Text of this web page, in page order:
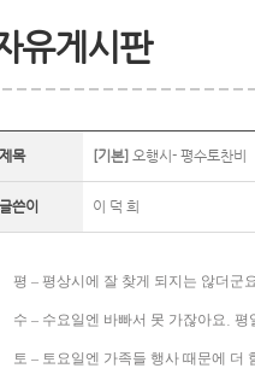
유게시판
제목 [기본] 오행시- 평수토찬비
글쓴이 이 덕 희
평 – 평상시에 잘 찾게 되지는 않더군
수 – 수요일엔 바빠서 못 가잖아요 평
토 – 토요일엔 가족들 행사 때문에 더